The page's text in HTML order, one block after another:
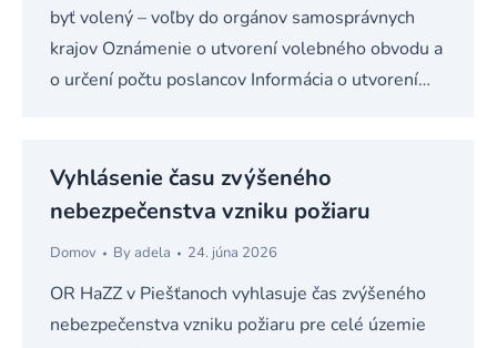
byť volený – voľby do orgánov samosprávnych
krajov Oznámenie o utvorení volebného obvodu a
o určení počtu poslancov Informácia o utvorení…
Vyhlásenie času zvýšeného
nebezpečenstva vzniku požiaru
Domov Byadela 24. júna 2026
OR HaZZ v Piešťanoch vyhlasuje čas zvýšeného
nebezpečenstva vzniku požiaru pre celé územie